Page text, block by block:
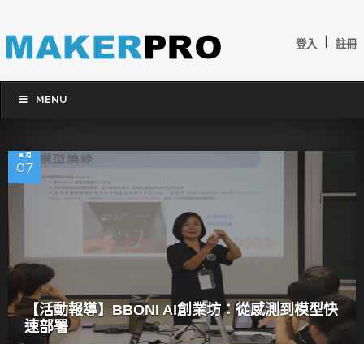
登入 註冊
MENU
8 月
07
【活動報導】BBONI AI創業坊：從感測到模型快
速部署